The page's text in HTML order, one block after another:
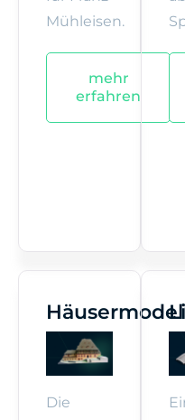
Mühleisen.
mehr
erfahren
Die